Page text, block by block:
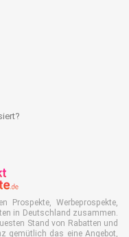
Prospekte, Werbeprospekte,
in Deutschland zusammen.
Stand von Rabatten und
gemütlich das eine Angebot,